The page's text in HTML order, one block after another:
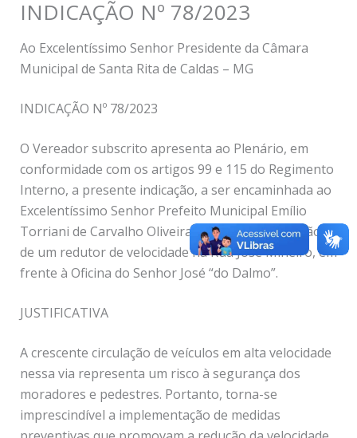
INDICAÇÃO Nº 78/2023
Ao Excelentíssimo Senhor Presidente da Câmara
Municipal de Santa Rita de Caldas – MG
INDICAÇÃO Nº 78/2023
O Vereador subscrito apresenta ao Plenário, em
conformidade com os artigos 99 e 115 do Regimento
Interno, a presente indicação, a ser encaminhada ao
Excelentíssimo Senhor Prefeito Municipal Emílio
Torriani de Carvalho Oliveira, pedindo a instalação
de um redutor de velocidade na Rua José Mineiro, em
frente à Oficina do Senhor José “do Dalmo”.
JUSTIFICATIVA
A crescente circulação de veículos em alta velocidade
nessa via representa um risco à segurança dos
moradores e pedestres. Portanto, torna-se
imprescindível a implementação de medidas